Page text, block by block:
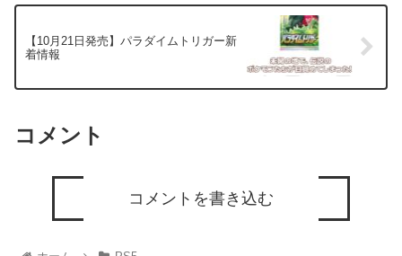
【10月21日発売】パラダイムトリガー新
着情報
コメント
コメントを書き込む